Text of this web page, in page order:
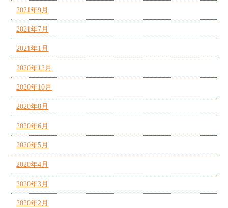
2021年9月
2021年7月
2021年1月
2020年12月
2020年10月
2020年8月
2020年6月
2020年5月
2020年4月
2020年3月
2020年2月